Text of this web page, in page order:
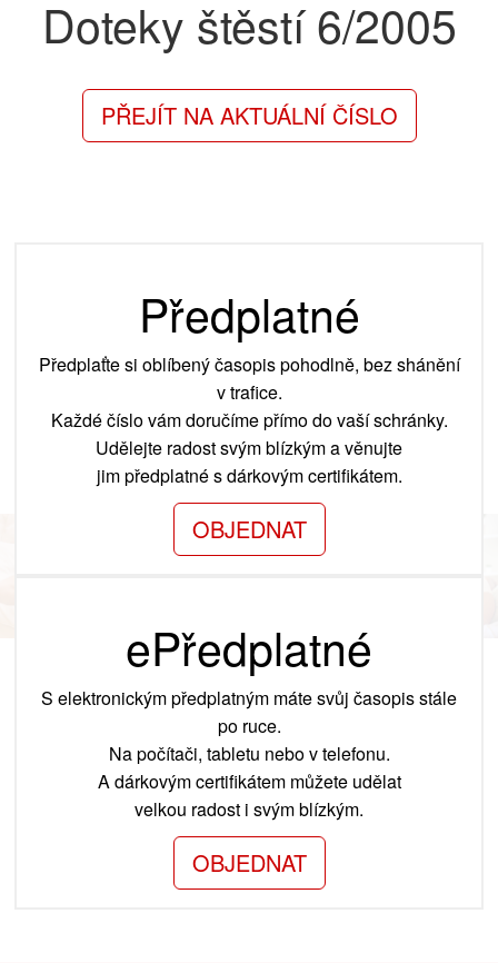
Doteky štěstí6/2005
PŘEJÍT NA AKTUÁLNÍ ČÍSLO
Předplatné
Předplaťte si oblíbený časopis pohodlně, bez shánění
v trafice.
Každé číslo vám doručíme přímo do vaší schránky.
Udělejte radost svým blízkým a věnujte
jim předplatné s dárkovým certifikátem.
OBJEDNAT
ePředplatné
S elektronickým předplatným máte svůj časopis stále
po ruce.
Na počítači, tabletu nebo v telefonu.
A dárkovým certifikátem můžete udělat
velkou radost i svým blízkým.
OBJEDNAT